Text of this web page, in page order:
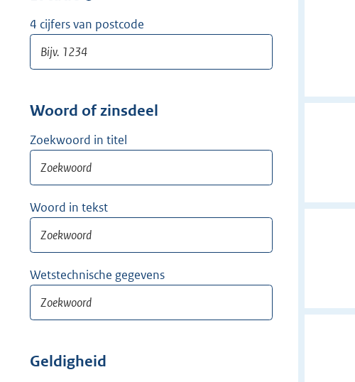
i
4 cijfers van postcode
Woord of zinsdeel
Zoekwoord in titel
Woord in tekst
Wetstechnische gegevens
Geldigheid